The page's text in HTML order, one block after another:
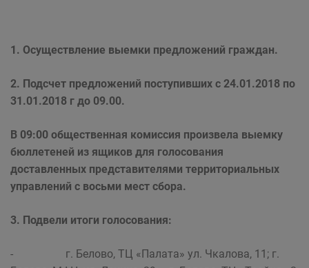
1. Осуществление выемки предложений граждан.
2. Подсчет предложений поступивших с 24.01.2018 по
31.01.2018 г до 09.00.
В 09:00 общественная комиссия произвела выемку
бюллетеней из ящиков для голосования
доставленных представителями территориальных
управлений с восьми мест сбора.
3. Подвели итоги голосования:
- г. Белово, ТЦ «Палата» ул. Чкалова, 11; г.